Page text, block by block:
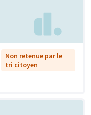
Non retenue par le
tri citoyen